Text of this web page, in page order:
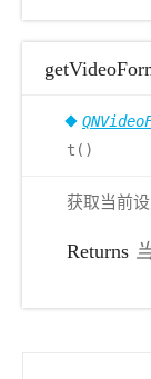
t()
获取当前
Returns